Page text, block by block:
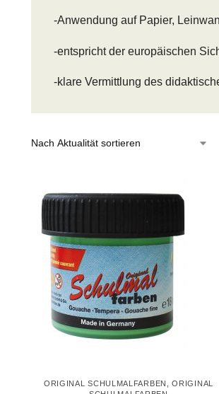
-Anwendung auf Papier,
-entspricht der europäischen
-klare Vermittlung des
ORIGINAL SCHULMALFARBEN ,ORIGINAL